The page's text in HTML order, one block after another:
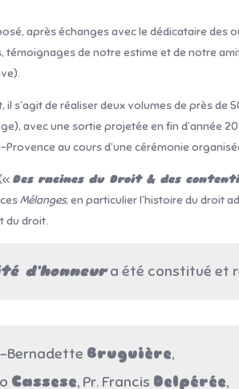
après échanges avec le dédicataire
témoignages de notre estime et de notre
il s’agit de réaliser deux volumes de près de
avec une sortie projetée en fin d’année
au cours d’une cérémonie
Des racines du Droit & des
Mélanges, en particulier l’histoire du droit
du droit.
d’honneura été constitué et
Bernadette Bruguière,
Cassese, Pr. Francis Delpérée,